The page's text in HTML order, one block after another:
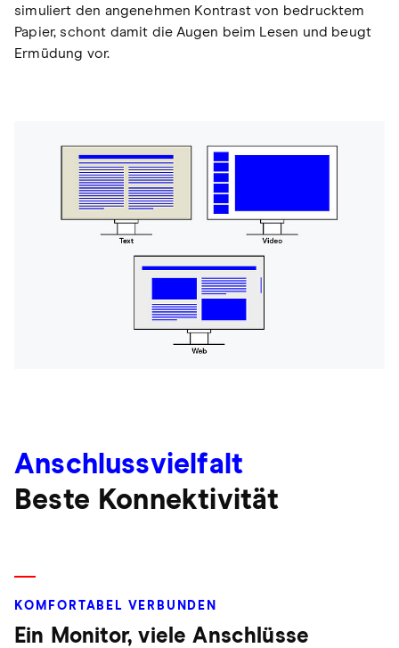
simuliert den angenehmen Kontrast von bedrucktem
Papier, schont damit die Augen beim Lesen und beugt
Ermüdung vor.
Anschlussvielfalt
Beste Konnektivität
KOMFORTABEL VERBUNDEN
Ein Monitor, viele Anschlüsse